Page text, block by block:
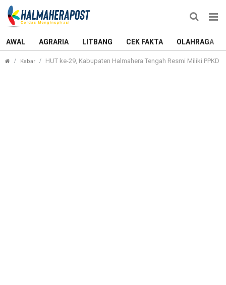
AWAL AGRARIA LITBANG CEK FAKTA OLAHRAGA
Kabar HUT ke-29, Kabupaten Halmahera Tengah Resmi Miliki PPKD